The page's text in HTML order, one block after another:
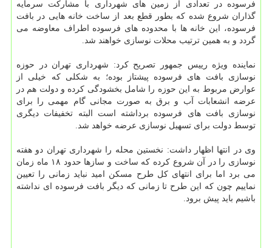
فرسوده در تعدادی از زمین های شهرداری با مشاركت سرمایه
گذاران شروع شده كه بطور قطع بعد از ساخت خانه هایی در بافت
فرسوده، این خانه ها با محدوده های فرسوده اطراف معاوضه می
گردد و به همین ترتیب محلات نوسازی خواهند شد.
نماینده ویژه رییس جمهور تصریح كرد: شهرداری تهران در حوزه
نوسازی بافت های فرسوده پیشتاز بوده؛ به شكلی كه خیلی از
عوارض مربوط به این حوزه را شامل بخشودگی كرده و دولت هم در
عرضه انشعابات آب و برق به صورت مجانی گام مهمی را برای
نوسازی بافت های فرسوده برداشته است البته تخفیفات دیگری
توسط دولت برای تسهیل نوسازی عرضه خواهد شد.
وی در انتها اظهار داشت: نخستین محله را شهرداری تهران دو هفته
نوسازی را در آن شروع كرده كه ساخت و سازها حدود ۱۸ ماه زمان
می برد اما برای انتهای كل طرح مسكن امید نباید زمانی را تعیین
نماییم چون كه این طرح تا زمانی كه دیگر بافت فرسوده ای نداشته
باشیم باید پیش برود.